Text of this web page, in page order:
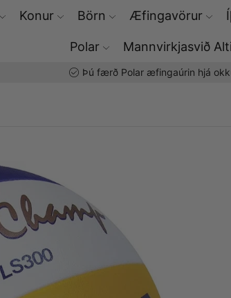
Konur Börn Æfingavörur
Polar Mannvirkjasvið
Þú færð Polar æfingaúrin hjá